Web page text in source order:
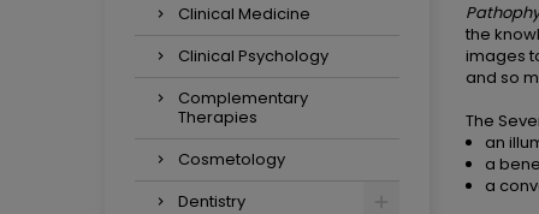
Clinical Medicine
Clinical Psychology
Complementary
Therapies
Cosmetology
Dentistry
the
images
and so
The
an
a
a